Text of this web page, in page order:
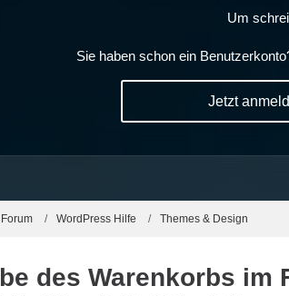
Um
Sie haben schon ein
Jetzt
WordPress Hilfe Themes & Design
des Warenkorbs im